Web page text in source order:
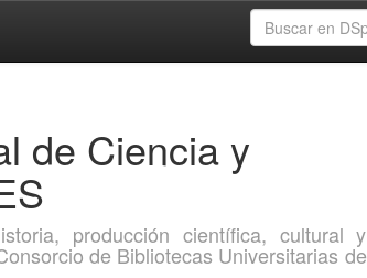
de Ciencia y
producción científica, cultural y
de Bibliotecas Universitarias de